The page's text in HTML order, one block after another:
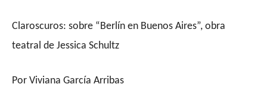
Claroscuros: sobre “Berlín en Buenos Aires”, obra
teatral de Jessica Schultz
Por Viviana García Arribas